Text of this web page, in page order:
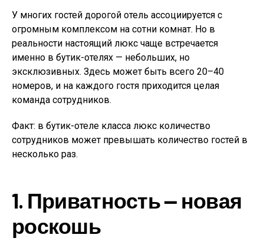
У многих гостей дорогой отель ассоциируется с
огромным комплексом на сотни комнат. Но в
реальности настоящий люкс чаще встречается
именно в бутик-отелях — небольших, но
эксклюзивных. Здесь может быть всего 20–40
номеров, и на каждого гостя приходится целая
команда сотрудников.
Факт: в бутик-отеле класса люкс количество
сотрудников может превышать количество гостей в
несколько раз.
1. Приватность — новая
роскошь